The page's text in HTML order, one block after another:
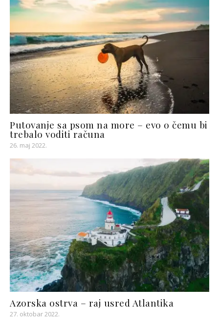
Putovanje sa psom na more – evo o čemu bi
trebalo voditi računa
26. maj 2022.
Azorska ostrva – raj usred Atlantika
27. oktobar 2022.